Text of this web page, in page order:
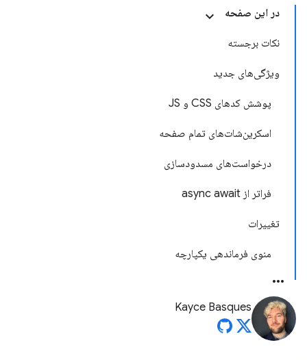
در این صفحه
نکات برجسته
ویژگی‌های جدید
پوشش کدهای CSS و JS
اسکرین‌شات‌های تمام صفحه
درخواست‌های مسدودسازی
فراتر از async await
تغییرات
منوی فرماندهی یکپارچه
Kayce Basques